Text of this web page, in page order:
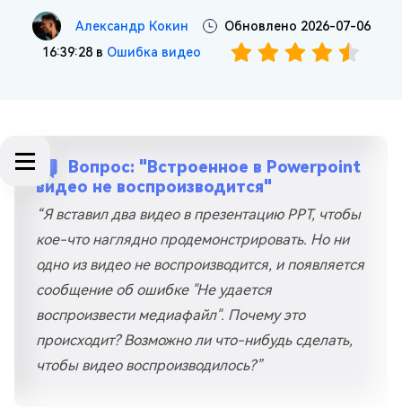
Александр Кокин
Обновлено 2026-07-06
16:39:28 в Ошибка видео
Вопрос: "Встроенное в Powerpoint
видео не воспроизводится"
“Я вставил два видео в презентацию PPT, чтобы
кое-что наглядно продемонстрировать. Но ни
одно из видео не воспроизводится, и появляется
сообщение об ошибке "Не удается
воспроизвести медиафайл". Почему это
происходит? Возможно ли что-нибудь сделать,
чтобы видео воспроизводилось?”